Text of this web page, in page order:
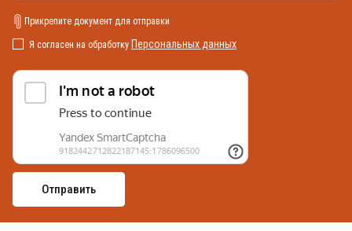
Прикрепите документ для отправки
Я согласен на обработку Персональных данных